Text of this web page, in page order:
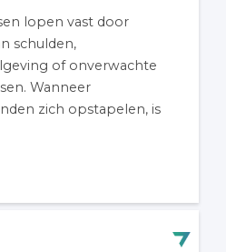
lopen vast door
schulden,
of onverwachte
Wanneer
zich opstapelen, is